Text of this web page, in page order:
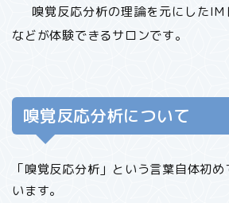
嗅覚反応分析の理論を元にしたIM
などが体験できるサロンです。
嗅覚反応分析について
「嗅覚反応分析」という言葉自体初
います。